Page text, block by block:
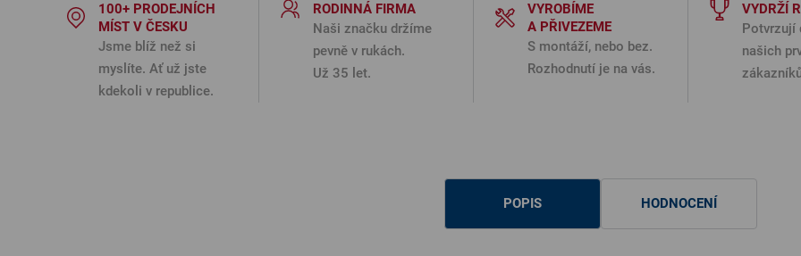
100+ PRODEJNÍCH
MÍST V ČESKU
Jsme blíž než si
myslíte. Ať už jste
kdekoli v republice.
RODINNÁ FIRMA
Naši značku držíme
pevně v rukách.
Už 35 let.
VYROBÍME
A PŘIVEZEME
S montáží, nebo bez.
Rozhodnutí je na vás.
VYDRŽÍ
Potvrzují
našich
POPIS HODNOCENÍ